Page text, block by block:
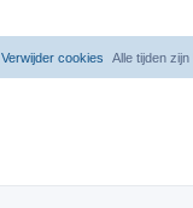
Alle tijden zijn
Verwijder cookies